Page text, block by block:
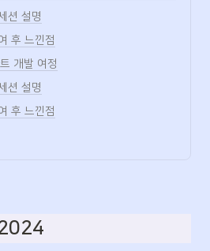
션 설명
후 느낀점
개발 여정
션 설명
후 느낀점